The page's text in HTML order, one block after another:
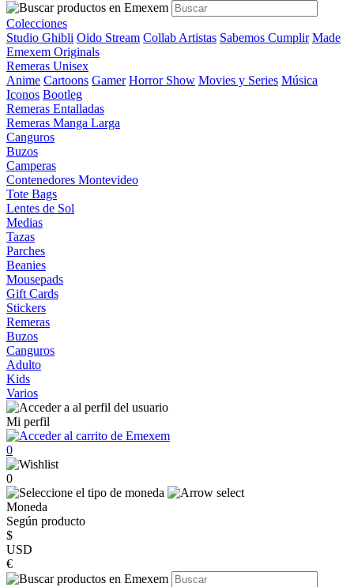
Colecciones
Studio Ghibli Oido Stream Collab Artistas Sabemos Cumplir Made
Emexem Originals
Remeras Unisex
Anime Cartoons Gamer Horror Show Movies y Series Música
Iconos Bootleg
Remeras Entalladas
Remeras Manga Larga
Canguros
Buzos
Camperas
Contenedores Montevideo
Tote Bags
Lentes de Sol
Medias
Tazas
Parches
Beanies
Mousepads
Gift Cards
Stickers
Remeras
Buzos
Canguros
Adulto
Kids
Varios
Mi perfil
0
0
Moneda
Según producto
$
USD
€